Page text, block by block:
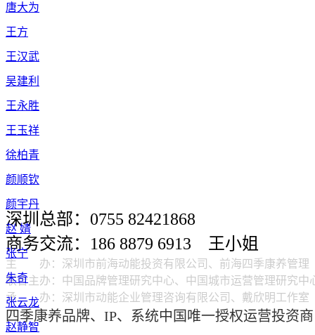
唐大为
王方
王汉武
吴建利
王永胜
王玉祥
徐柏青
颜顺钦
颜宇丹
赵 婧
张宁
朱奇
张云龙
赵静智
深圳总部：0755 82421868
商务交流：186 8879 6913 王小姐
主 办： 深圳市前海动能投资有限公司、前海四季康养管
联合主办： 中国品牌管理研究中心、中国城市运营管理研究
承 办： 深圳市动能企业管理咨询有限公司、戴欣明工
四季康养品牌、IP、系统中国唯一授权运营投资